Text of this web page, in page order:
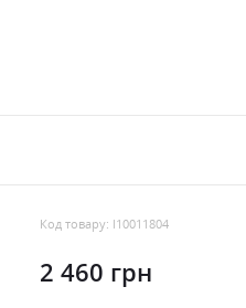
Код товару: l10011804
2 460 грн